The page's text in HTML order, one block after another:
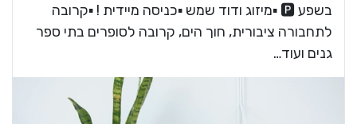
בשפע 🅿️ ▪️מיזוג ודוד שמש ▪️כניסה מיידית ! ▪️קרובה
לתחבורה ציבורית, חוך הים, קרובה לסופרים בתי ספר
גנים ועוד…